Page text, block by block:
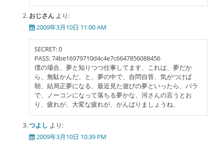
おじさん より:
2009年3月10日 11:00 AM
SECRET: 0
PASS: 74be16979710d4c4e7c6647856088456
僕の場合、夢と知りつつ仕事してます、これは、夢だか
ら、無駄かんだ、と、夢の中で、自問自答、気がつけば
朝、結局正夢になる、最近見た遊びの夢といったら、パラ
で、ノーコンになって落ちる夢かな、河さんの言うとお
り、疲れが、大変な疲れが、がんばりましょうね、
つよし より:
2009年3月10日 10:39 PM